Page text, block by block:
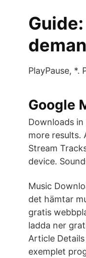
PlayPause, *.
Google
Downloads
more results.
Stream
device.
Music
det hämtar
gratis
ladda ner
Article
exemplet